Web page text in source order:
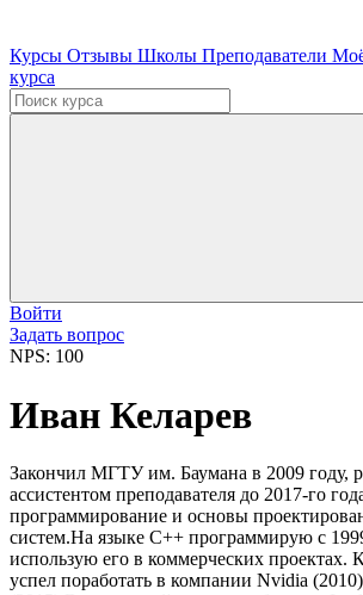
Курсы Отзывы Школы Преподаватели
курса
Войти
Задать вопрос
NPS: 100
Иван Келарев
Закончил МГТУ им. Баумана в 2009 году,
ассистентом преподавателя до 2017-го
программирование и основы
систем.На языке C++ программирую с
использую его в коммерческих проектах.
успел поработать в компании Nvidia